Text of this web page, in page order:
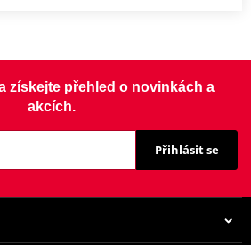
získejte přehled o novinkách a
akcích.
Přihlásit se